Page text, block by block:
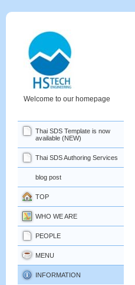
Welcome to our homepage
Thai SDS Template is now
available (NEW)
Thai SDS Authoring Services
blog post
TOP
WHO WE ARE
PEOPLE
MENU
INFORMATION